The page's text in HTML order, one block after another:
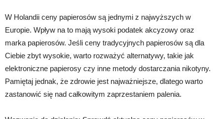
W Holandii ceny papierosów są jednymi z najwyższych w
Europie. Wpływ na to mają wysoki podatek akcyzowy oraz
marka papierosów. Jeśli ceny tradycyjnych papierosów są dla
Ciebie zbyt wysokie, warto rozważyć alternatywy, takie jak
elektroniczne papierosy czy inne metody dostarczania nikotyny.
Pamiętaj jednak, że zdrowie jest najważniejsze, dlatego warto
zastanowić się nad całkowitym zaprzestaniem palenia.